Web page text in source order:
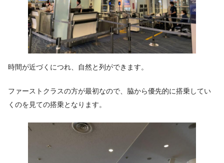
時間が近づくにつれ、自然と列ができます。
ファーストクラスの方が最初なので、脇から優先的に搭乗してい
くのを見ての搭乗となります。